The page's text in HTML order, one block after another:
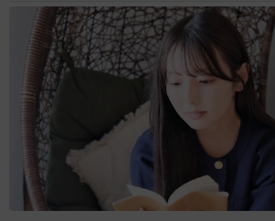
敷いてアウトドア用テーブルを置き、家
台をセット。もちろん換気はしっかりし
肉のスタートです！
ＢＢＱ盛り合わせ 初心者（２０００円
ルビ、ハラミ、ウインナー、ハーブチキ
Ｘ。お皿に移してみるとかなりボリュー
かります。